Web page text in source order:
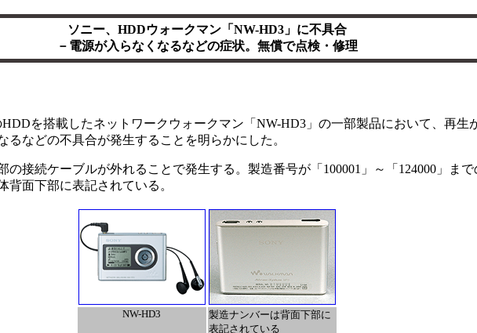
ソニー、HDDウォークマン「NW-HD3」に不具合
－電源が入らなくなるなどの症状。無償で点検・修理
HDDを搭載したネットワークウォークマン「NW-HD3」の一部製品において、再生
るなどの不具合が発生することを明らかにした。
接続ケーブルが外れることで発生する。製造番号が「100001」～「124000」ま
背面下部に表記されている。
NW-HD3
製造ナンバーは背面下部に
表記されている